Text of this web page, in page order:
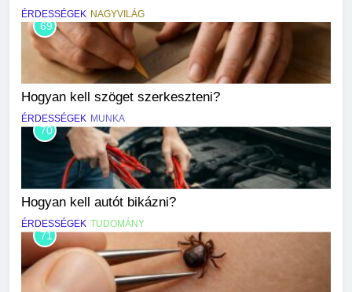
ÉRDESSÉGEK NAGYVILÁG
69
Hogyan kell szöget szerkeszteni?
ÉRDESSÉGEK MUNKA
70
Hogyan kell autót bikázni?
ÉRDESSÉGEK TUDOMÁNY
71